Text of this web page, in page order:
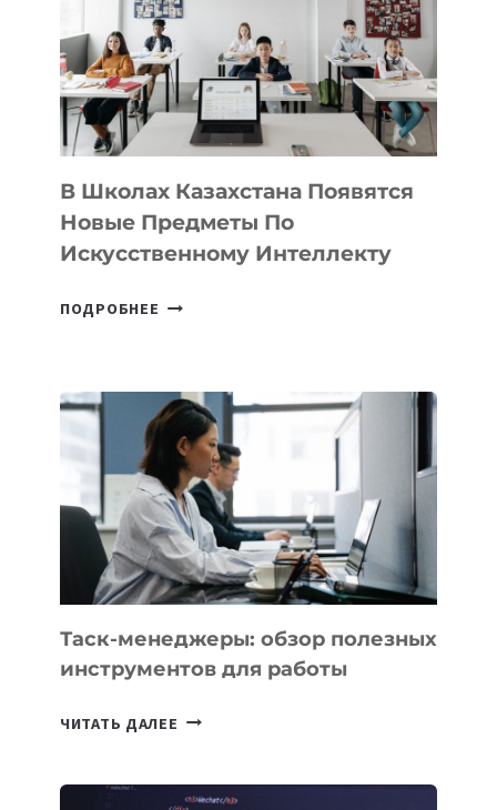
BY
MOST
—
МЕЖДУНАРОДНУЮ
ПРОГРАММУ
ДЛЯ
ТЕХНОЛОГИЧЕСКИХ
В Школах Казахстана Появятся
Новые Предметы По
Искусственному Интеллекту
ПОДРОБНЕЕ
НОВЫЕ
ПРЕДМЕТЫ
ПО
ИСКУССТВЕННОМУ
ИНТЕЛЛЕКТУ
Таск-менеджеры: обзор полезных
инструментов для работы
ЧИТАТЬ ДАЛЕЕ ТАСК-
ПОЛЕЗНЫХ